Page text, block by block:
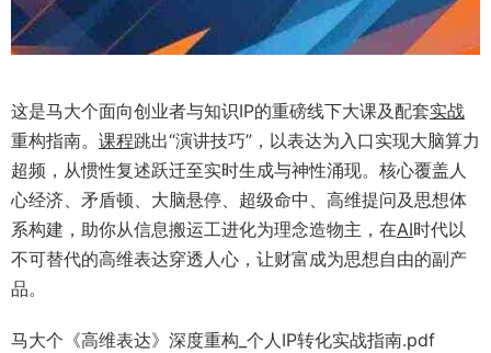
这是马大个面向创业者与知识IP的重磅线下大课及配套实战
重构指南。 课程跳出“演讲技巧”，以表达为入口实现大脑算力
超频，从惯性复述跃迁至实时生成与神性涌现。核心覆盖人
心经济、矛盾顿、大脑悬停、超级命中、高维提问及思想体
系构建，助你从信息搬运工进化为理念造物主，在AI时代以
不可替代的高维表达穿透人心，让财富成为思想自由的副产
品。
马大个《高维表达》深度重构_个人IP转化实战指南.pdf